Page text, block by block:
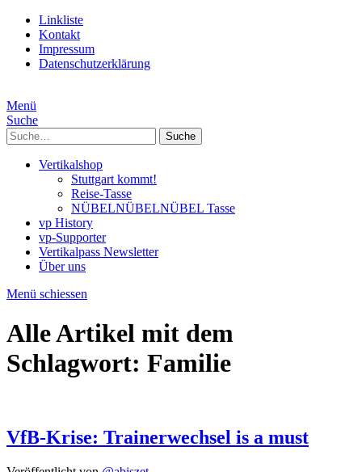
Linkliste
Kontakt
Impressum
Datenschutzerklärung
Menü
Suche
Suche
Vertikalshop
Stuttgart kommt!
Reise-Tasse
NÜBELNÜBELNÜBEL Tasse
vp History
vp-Supporter
Vertikalpass Newsletter
Über uns
Menü schiessen
Alle Artikel mit dem
Schlagwort: Familie
VfB-Krise: Trainerwechsel is a must